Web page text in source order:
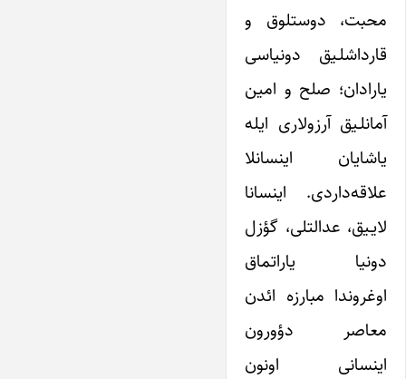
محبت، دوستلوق و
قارداشلـیق دونیاسی
یارادان؛ صلح و امین
آمانلـیق آرزولاری ایله
یاشایان اینسانلا
علاقه‌داردی. اینسانا
لایـیق، عدالتلی، گؤزل
دونیا یاراتماق
اوغروندا مبارزه ائدن
معاصر دؤورون
اینسانی اونون